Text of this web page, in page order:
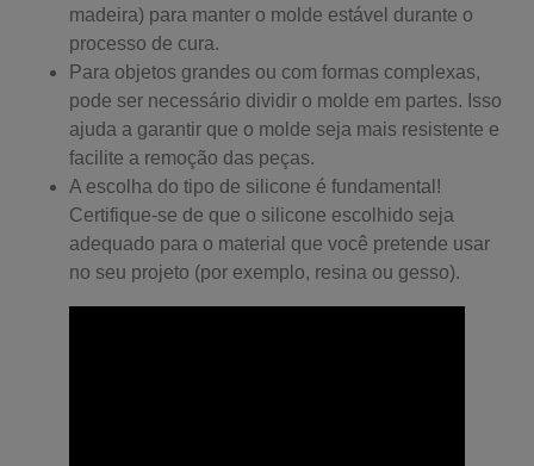
madeira) para manter o molde estável durante o
processo de cura.
Para objetos grandes ou com formas complexas,
pode ser necessário dividir o molde em partes. Isso
ajuda a garantir que o molde seja mais resistente e
facilite a remoção das peças.
A escolha do tipo de silicone é fundamental!
Certifique-se de que o silicone escolhido seja
adequado para o material que você pretende usar
no seu projeto (por exemplo, resina ou gesso).